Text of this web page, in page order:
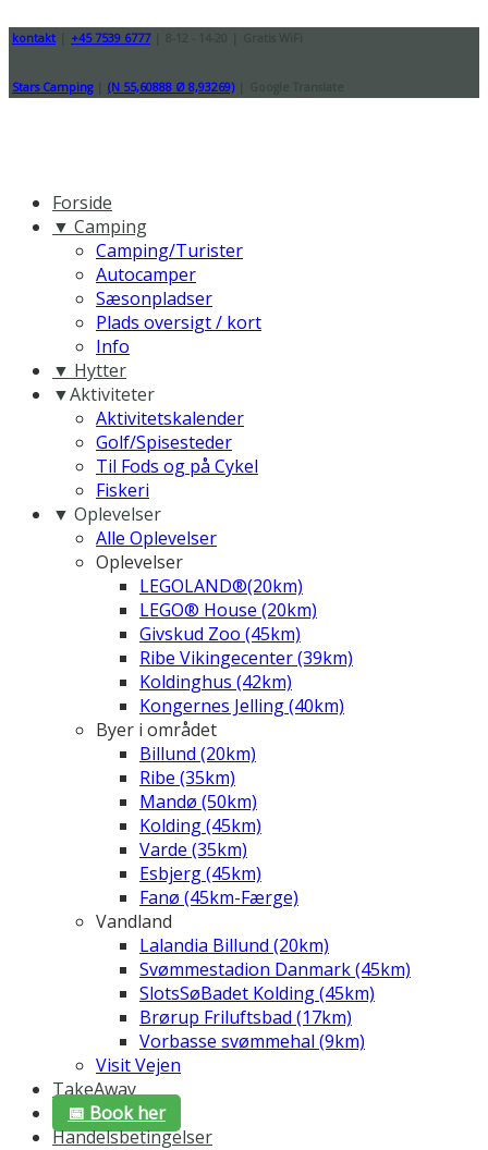
kontakt +45 7539 6777
Stars Camping (N 55,60888 Ø 8,93269)
Forside
▼ Camping
Camping/Turister
Autocamper
Sæsonpladser
Plads oversigt / kort
Info
▼ Hytter
▼Aktiviteter
Aktivitetskalender
Golf/Spisesteder
Til Fods og på Cykel
Fiskeri
▼ Oplevelser
Alle Oplevelser
Oplevelser
LEGOLAND®(20km)
LEGO® House (20km)
Givskud Zoo (45km)
Ribe Vikingecenter (39km)
Koldinghus (42km)
Kongernes Jelling (40km)
Byer i området
Billund (20km)
Ribe (35km)
Mandø (50km)
Kolding (45km)
Varde (35km)
Esbjerg (45km)
Fanø (45km-Færge)
Vandland
Lalandia Billund (20km)
Svømmestadion Danmark (45km)
SlotsSøBadet Kolding (45km)
Brørup Friluftsbad (17km)
Vorbasse svømmehal (9km)
Visit Vejen
TakeAway
📅 Book her
Handelsbetingelser